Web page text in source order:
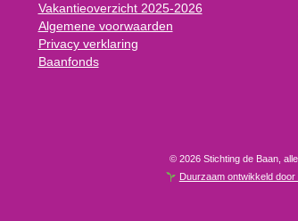
Vakantieoverzicht 2025-2026
Algemene voorwaarden
Privacy verklaring
Baanfonds
© 2026 Stichting de Baan,
Duurzaam ontwikkeld door